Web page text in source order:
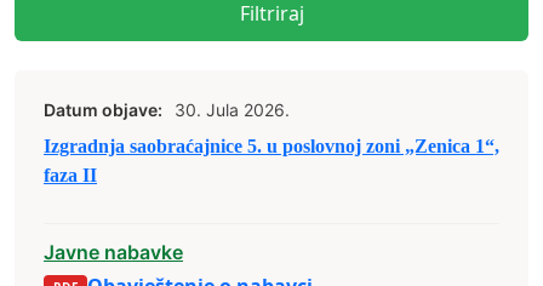
Filtriraj
Datum objave:
30. Jula 2026.
Izgradnja saobraćajnice 5. u poslovnoj zoni „Zenica 1“,
faza II
Javne nabavke